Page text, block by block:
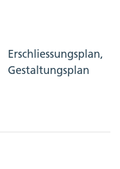
Erschliessungsplan,
Gestaltungsplan